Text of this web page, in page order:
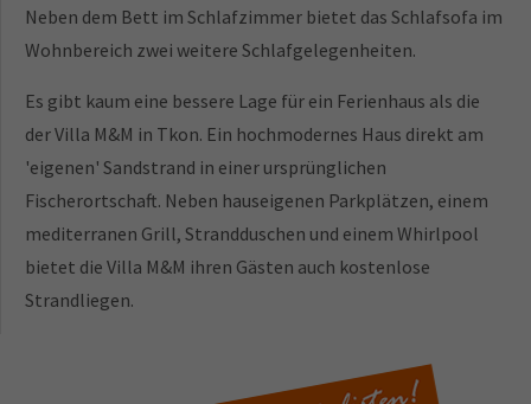
Neben dem Bett im Schlafzimmer bietet das Schlafsofa im
Wohnbereich zwei weitere Schlafgelegenheiten.
Es gibt kaum eine bessere Lage für ein Ferienhaus als die
der Villa M&M in Tkon. Ein hochmodernes Haus direkt am
'eigenen' Sandstrand in einer ursprünglichen
Fischerortschaft. Neben hauseigenen Parkplätzen, einem
mediterranen Grill, Strandduschen und einem Whirlpool
bietet die Villa M&M ihren Gästen auch kostenlose
Strandliegen.